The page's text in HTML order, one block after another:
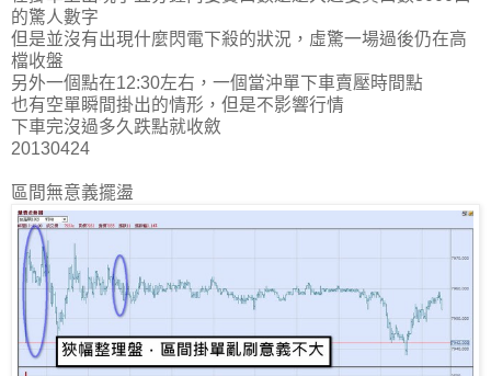
的驚人數字
但是並沒有出現什麼閃電下殺的狀況，虛驚一場過後仍在高
檔收盤
另外一個點在12:30左右，一個當沖單下車賣壓時間點
也有空單瞬間掛出的情形，但是不影響行情
下車完沒過多久跌點就收斂
20130424
區間無意義擺盪